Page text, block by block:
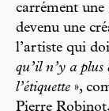
carrément
devenu une
l’artiste qui
qu’il n’y a plus
l’étiquette »,
Pierre